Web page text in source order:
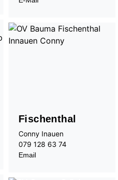
Fischenthal
Conny Inauen
079 128 63 74
Email